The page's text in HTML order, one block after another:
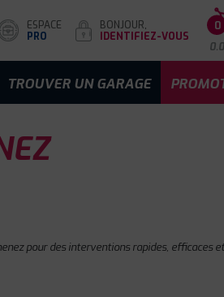
ESPACE
PRO
BONJOUR,
IDENTIFIEZ-VOUS
0
TROUVER UN GARAGE
pour des interventions rapides, efficaces